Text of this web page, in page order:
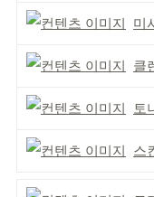
미
클
토
스